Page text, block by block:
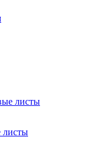
листы
листы